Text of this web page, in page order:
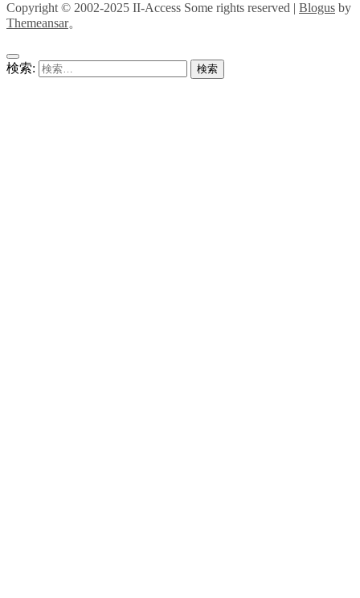
Copyright © 2002-2025 II-Access Some rights reserved | Blogus by
Themeansar。
検索: